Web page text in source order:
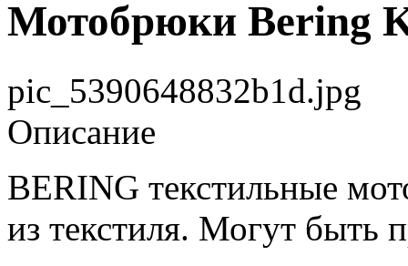
Мотобрюки Bering
pic_5390648832b1d.jpg
Описание
BERING текстильные
из текстиля. Могут быть